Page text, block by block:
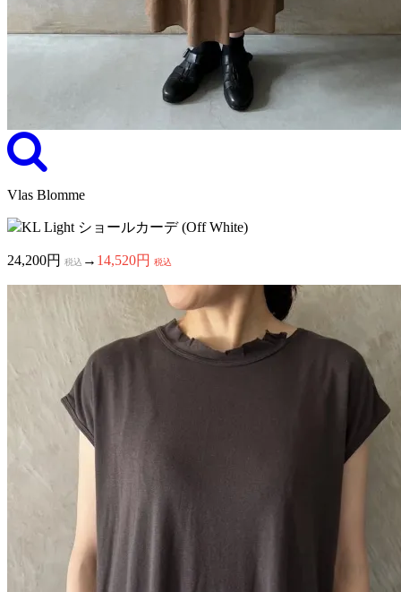
Vlas Blomme
KL Light ショールカーデ (Off White)
24,200円 税込 → 14,520円 税込